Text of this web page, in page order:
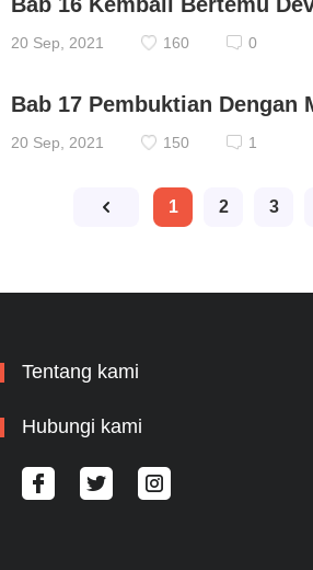
20 Sep, 2021 160 0
Bab 17 Pembuktian Dengan
20 Sep, 2021 150 1
1 2 3
Tentang kami
Hubungi kami